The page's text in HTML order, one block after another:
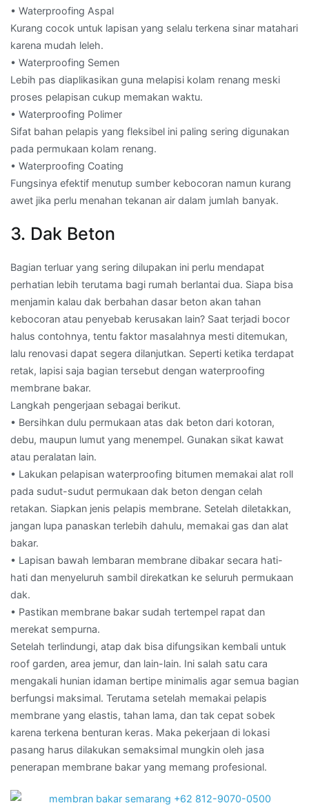
• Waterproofing Aspal
Kurang cocok untuk lapisan yang selalu terkena sinar matahari
karena mudah leleh.
• Waterproofing Semen
Lebih pas diaplikasikan guna melapisi kolam renang meski
proses pelapisan cukup memakan waktu.
• Waterproofing Polimer
Sifat bahan pelapis yang fleksibel ini paling sering digunakan
pada permukaan kolam renang.
• Waterproofing Coating
Fungsinya efektif menutup sumber kebocoran namun kurang
awet jika perlu menahan tekanan air dalam jumlah banyak.
3. Dak Beton
Bagian terluar yang sering dilupakan ini perlu mendapat
perhatian lebih terutama bagi rumah berlantai dua. Siapa bisa
menjamin kalau dak berbahan dasar beton akan tahan
kebocoran atau penyebab kerusakan lain? Saat terjadi bocor
halus contohnya, tentu faktor masalahnya mesti ditemukan,
lalu renovasi dapat segera dilanjutkan. Seperti ketika terdapat
retak, lapisi saja bagian tersebut dengan waterproofing
membrane bakar.
Langkah pengerjaan sebagai berikut.
• Bersihkan dulu permukaan atas dak beton dari kotoran,
debu, maupun lumut yang menempel. Gunakan sikat kawat
atau peralatan lain.
• Lakukan pelapisan waterproofing bitumen memakai alat roll
pada sudut-sudut permukaan dak beton dengan celah
retakan. Siapkan jenis pelapis membrane. Setelah diletakkan,
jangan lupa panaskan terlebih dahulu, memakai gas dan alat
bakar.
• Lapisan bawah lembaran membrane dibakar secara hati-
hati dan menyeluruh sambil direkatkan ke seluruh permukaan
dak.
• Pastikan membrane bakar sudah tertempel rapat dan
merekat sempurna.
Setelah terlindungi, atap dak bisa difungsikan kembali untuk
roof garden, area jemur, dan lain-lain. Ini salah satu cara
mengakali hunian idaman bertipe minimalis agar semua bagian
berfungsi maksimal. Terutama setelah memakai pelapis
membrane yang elastis, tahan lama, dan tak cepat sobek
karena terkena benturan keras. Maka pekerjaan di lokasi
pasang harus dilakukan semaksimal mungkin oleh jasa
penerapan membrane bakar yang memang profesional.